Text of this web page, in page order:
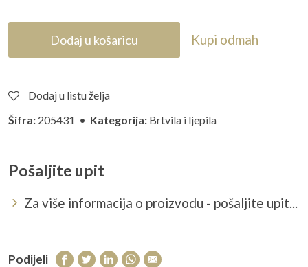
Dodaj u košaricu Kupi odmah
Dodaj u listu želja
Šifra: 205431 • Kategorija: Brtvila i ljepila
Pošaljite upit
Za više informacija o proizvodu - pošaljite upit...
Podijeli